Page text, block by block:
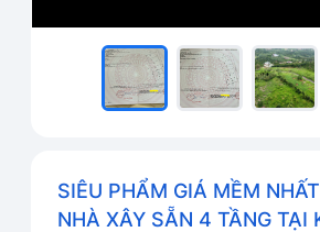
SIÊU PHẨM GIÁ MỀM
NHÀ XÂY SẴN 4 TẦNG TẠI